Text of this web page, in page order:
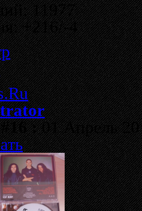
11977
+216/-4
:01 Апрель